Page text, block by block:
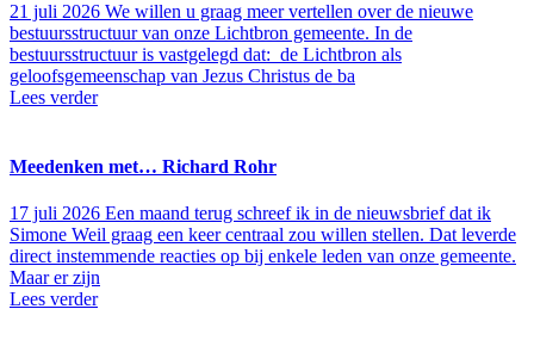
21 juli 2026 We willen u graag meer vertellen over de nieuwe
bestuursstructuur van onze Lichtbron gemeente. In de
bestuursstructuur is vastgelegd dat: de Lichtbron als
geloofsgemeenschap van Jezus Christus de ba
Lees verder
Meedenken met… Richard Rohr
17 juli 2026 Een maand terug schreef ik in de nieuwsbrief dat ik
Simone Weil graag een keer centraal zou willen stellen. Dat leverde
direct instemmende reacties op bij enkele leden van onze gemeente.
Maar er zijn
Lees verder